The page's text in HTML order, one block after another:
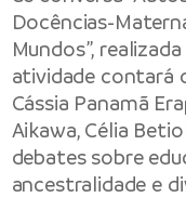
Docências-
Mundos”,
atividade contará
Cássia Panamã
Aikawa, Célia
debates sobre
ancestralidade e